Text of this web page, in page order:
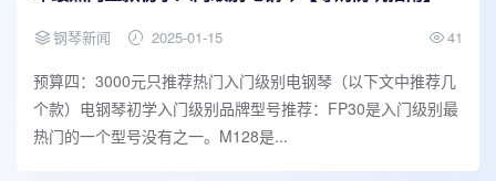
钢琴新闻 2025-01-15 41
预算四：3000元只推荐热门入门级别电钢琴（以下文中推荐几
个款）电钢琴初学入门级别品牌型号推荐：FP30是入门级别最
热门的一个型号没有之一。M128是...